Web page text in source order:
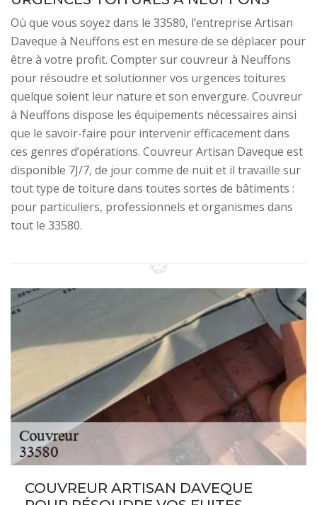
Où que vous soyez dans le 33580, l’entreprise Artisan
Daveque à Neuffons est en mesure de se déplacer pour
être à votre profit. Compter sur couvreur à Neuffons
pour résoudre et solutionner vos urgences toitures
quelque soient leur nature et son envergure. Couvreur
à Neuffons dispose les équipements nécessaires ainsi
que le savoir-faire pour intervenir efficacement dans
ces genres d’opérations. Couvreur Artisan Daveque est
disponible 7J/7, de jour comme de nuit et il travaille sur
tout type de toiture dans toutes sortes de bâtiments :
pour particuliers, professionnels et organismes dans
tout le 33580.
COUVREUR ARTISAN DAVEQUE